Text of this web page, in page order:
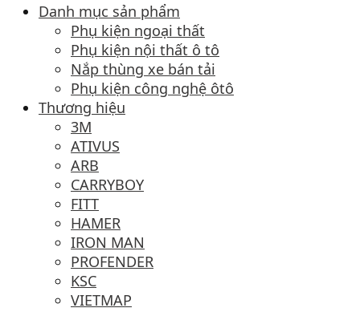
Danh mục sản phẩm
Phụ kiện ngoại thất
Phụ kiện nội thất ô tô
Nắp thùng xe bán tải
Phụ kiện công nghệ ôtô
Thương hiệu
3M
ATIVUS
ARB
CARRYBOY
FITT
HAMER
IRON MAN
PROFENDER
KSC
VIETMAP